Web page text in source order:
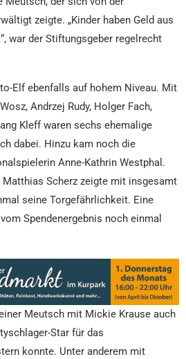
zeigte. „Kinder haben Geld aus
war der Stiftungsgeber regelrecht
Elf ebenfalls auf hohem Niveau. Mit
Andrzej Rudy, Holger Fach,
Kleff waren sechs ehemalige
dabei. Hinzu kam noch die
Anne-Kathrin Westphal.
Scherz zeigte mit insgesamt
seine Torgefährlichkeit. Eine
Spendenergebnis noch einmal
Meutsch mit Mickie Krause auch
Star für das
konnte. Unter anderem mit